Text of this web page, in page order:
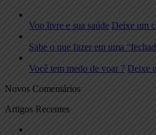
Voo livre e sua saúde Deixe um
Sabe o que fazer em uma
Você tem medo de voar ? Deixe
Novos Comentários
Artigos Recentes